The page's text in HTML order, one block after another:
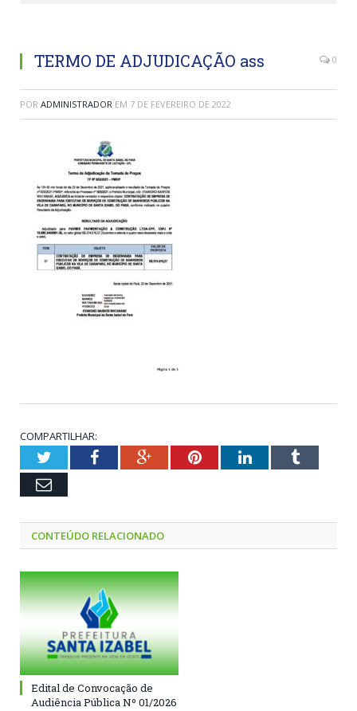
TERMO DE ADJUDICAÇÃO ass 0
POR ADMINISTRADOR EM 7 DE FEVEREIRO DE 2022
COMPARTILHAR:
TwitterFacebookGoogle+PinterestLinkedInTumblr
Email
CONTEÚDO RELACIONADO
Edital de Convocação de
Audiência Pública Nº 01/2026